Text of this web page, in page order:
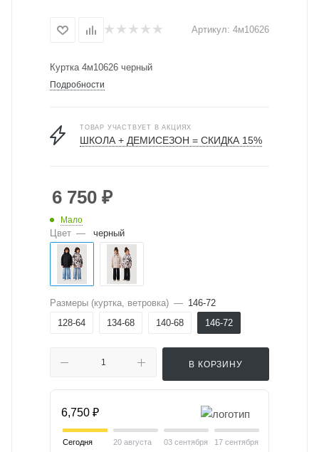
Артикул: 4м10626
Куртка 4м10626 черный
Подробности
ТОВАР УЧАСТВУЕТ В АКЦИЯХ
ШКОЛА + ДЕМИСЕЗОН = СКИДКА 15%
6 750 ₽
Мало
Цвет — черный
Размеры (куртка, ветровка) — 146-72
128-64
134-68 140-68 146-72
В КОРЗИНУ
6,750 ₽
Сегодня 20 августа 03 сентября 17 сентября